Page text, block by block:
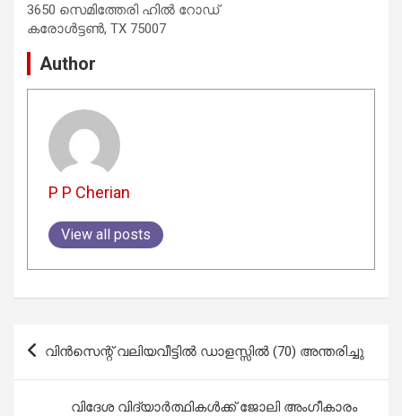
3650 സെമിത്തേരി ഹിൽ റോഡ്
കരോൾട്ടൺ, TX 75007
Author
P P Cherian
View all posts
Post
navigation
വിൻസെന്റ് വലിയവീട്ടിൽ ഡാളസ്സിൽ (70) അന്തരിച്ചു
വിദേശ വിദ്യാർത്ഥികൾക്ക് ജോലി അംഗീകാരം